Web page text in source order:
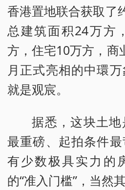
香港置地联合获取了
总建筑面积24万方
方，住宅10万方，商
月正式亮相的中環
就是观宸。
据悉，这块土
最重磅、起拍条件
有少数极具实力的
的“准入门槛”，当然